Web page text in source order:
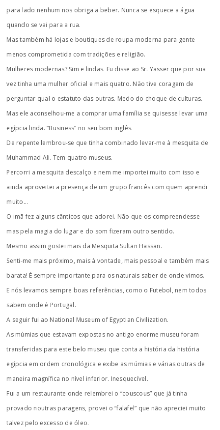
para lado nenhum nos obriga a beber. Nunca se esquece a água
quando se vai para a rua.
Mas também há lojas e boutiques de roupa moderna para gente
menos comprometida com tradições e religião.
Mulheres modernas? Sim e lindas. Eu disse ao Sr. Yasser que por sua
vez tinha uma mulher oficial e mais quatro. Não tive coragem de
perguntar qual o estatuto das outras. Medo do choque de culturas.
Mas ele aconselhou-me a comprar uma família se quisesse levar uma
egípcia linda. “Business” no seu bom inglês.
De repente lembrou-se que tinha combinado levar-me à mesquita de
Muhammad Ali. Tem quatro museus.
Percorri a mesquita descalço e nem me importei muito com isso e
ainda aproveitei a presença de um grupo francês com quem aprendi
muito…
O imã fez alguns cânticos que adorei. Não que os compreendesse
mas pela magia do lugar e do som fizeram outro sentido.
Mesmo assim gostei mais da Mesquita Sultan Hassan.
Senti-me mais próximo, mais à vontade, mais pessoal e também mais
barata! É sempre importante para os naturais saber de onde vimos.
E nós levamos sempre boas referências, como o Futebol, nem todos
sabem onde é Portugal.
A seguir fui ao National Museum of Egyptian Civilization.
As múmias que estavam expostas no antigo enorme museu foram
transferidas para este belo museu que conta a história da história
egípcia em ordem cronológica e exibe as múmias e várias outras de
maneira magnífica no nível inferior. Inesquecível.
Fui a um restaurante onde relembrei o “couscous” que já tinha
provado noutras paragens, provei o “falafel” que não apreciei muito
talvez pelo excesso de óleo.